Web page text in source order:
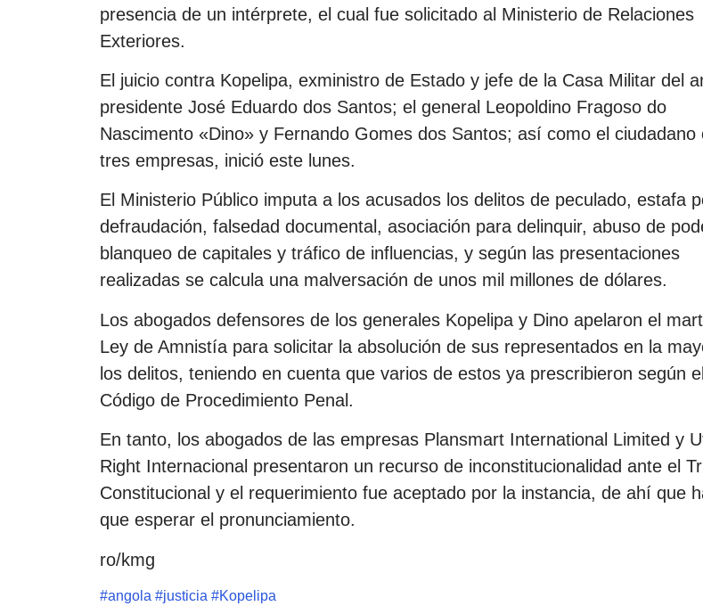
presencia de un intérprete, el cual fue solicitado al Ministerio de Relaciones
Exteriores.
El juicio contra Kopelipa, exministro de Estado y jefe de la Casa Militar del
presidente José Eduardo dos Santos; el general Leopoldino Fragoso do
Nascimento «Dino» y Fernando Gomes dos Santos; así como el ciudadano
tres empresas, inició este lunes.
El Ministerio Público imputa a los acusados los delitos de peculado, estafa
defraudación, falsedad documental, asociación para delinquir, abuso de
blanqueo de capitales y tráfico de influencias, y según las presentaciones
realizadas se calcula una malversación de unos mil millones de dólares.
Los abogados defensores de los generales Kopelipa y Dino apelaron el
Ley de Amnistía para solicitar la absolución de sus representados en la
los delitos, teniendo en cuenta que varios de estos ya prescribieron según
Código de Procedimiento Penal.
En tanto, los abogados de las empresas Plansmart International Limited y
Right Internacional presentaron un recurso de inconstitucionalidad ante el
Constitucional y el requerimiento fue aceptado por la instancia, de ahí que
que esperar el pronunciamiento.
ro/kmg
#angola #justicia #Kopelipa